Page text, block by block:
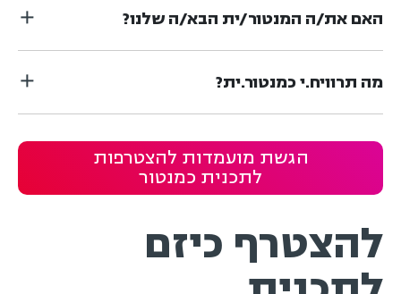
האם את/ה המנטור/ית הבא/ה שלנו?
מה תרוויח.י כמנטור.ית?
הגשת מועמדות להצטרפות
לתכנית כמנטור
להצטרף כיזם